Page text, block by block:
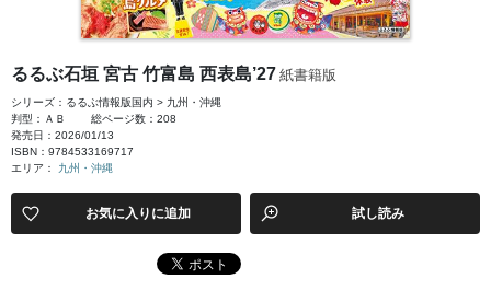
るるぶ石垣 宮古 竹富島 西表島’27 紙書籍版
シリーズ：るるぶ情報版国内 > 九州・沖縄
判型：ＡＢ
総ページ数：208
発売日：2026/01/13
ISBN：9784533169717
エリア： 九州・沖縄
お気に入りに追加 試し読み